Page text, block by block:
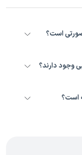
صورتی است؟
وجود دارند؟
است؟